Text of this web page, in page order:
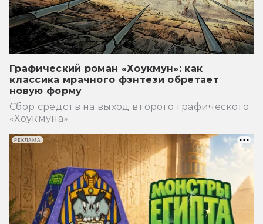
Графический роман «Хоукмун»: как
классика мрачного фэнтези обретает
новую форму
Сбор средств на выход второго графического
«Хоукмуна».
РЕКЛАМА